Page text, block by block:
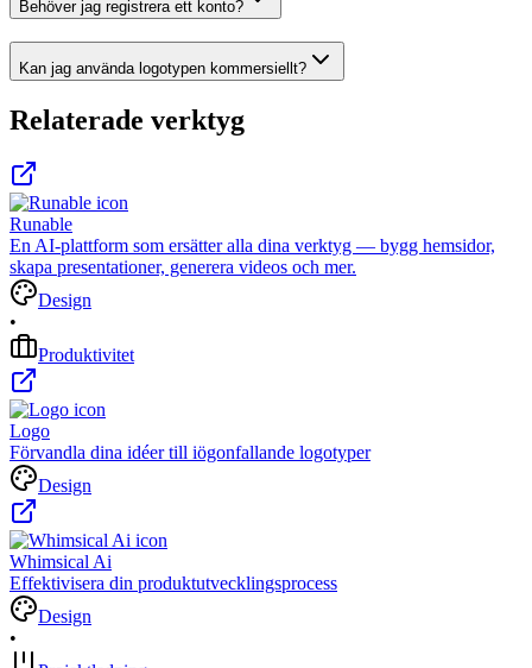
Behöver jag registrera ett konto?
Kan jag använda logotypen kommersiellt?
Relaterade verktyg
Runable
En AI-plattform som ersätter alla dina verktyg — bygg hemsidor,
skapa presentationer, generera videos och mer.
Design
•
Produktivitet
Logo
Förvandla dina idéer till iögonfallande logotyper
Design
Whimsical Ai
Effektivisera din produktutvecklingsprocess
Design
•